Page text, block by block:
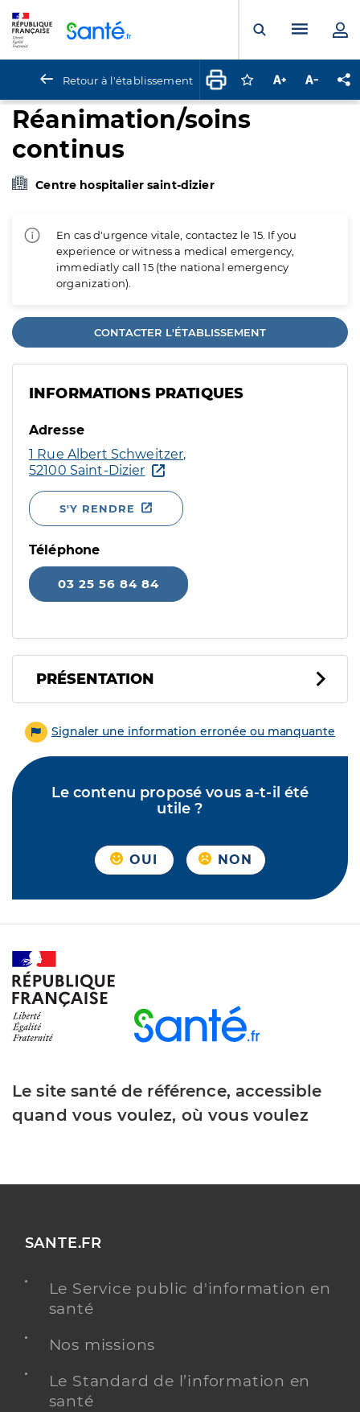
Ouvrir laMenu
Retour à l'établissement Connectez-vous
Augmenter la
Réanimation/soins
continus
Centre hospitalier saint-dizier
En cas d'urgence vitale, contactez le 15. If you
experience or witness a medical emergency,
immediatly call 15 (the national emergency
organization).
CONTACTER L'ÉTABLISSEMENT
INFORMATIONS PRATIQUES
Adresse
1 Rue Albert Schweitzer,
52100 Saint-Dizier
S'Y RENDRE
Téléphone
03 25 56 84 84
PRÉSENTATION
Signaler une information erronée ou manquante
Le contenu proposé vous a-t-il été
utile ?
OUI NON
Le site santé de référence, accessible
quand vous voulez, où vous voulez
SANTE.FR
Le Service public d'information en
santé
Nos missions
Le Standard de l’information en
santé